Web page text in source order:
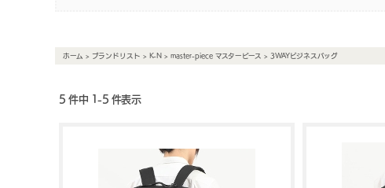
ホーム > ブランドリスト > K-N > master-piece マスターピース > 3WAYビジネスバッグ
5 件中 1-5 件表示